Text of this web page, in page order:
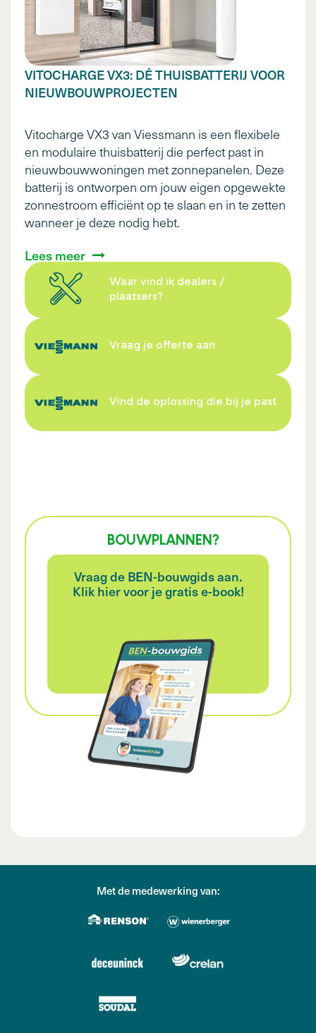
VITOCHARGE VX3: DÉ THUISBATTERIJ VOOR
NIEUWBOUWPROJECTEN
Vitocharge VX3 van Viessmann is een flexibele
en modulaire thuisbatterij die perfect past in
nieuwbouwwoningen met zonnepanelen. Deze
batterij is ontworpen om jouw eigen opgewekte
zonnestroom efficiënt op te slaan en in te zetten
wanneer je deze nodig hebt.
Lees meer
Waar vind ik dealers /
plaatsers?
Vraag je offerte aan
Vind de oplossing die bij je past
BOUWPLANNEN?
Vraag de BEN-bouwgids aan.
Klik hier voor je gratis e-book!
Met de medewerking van: